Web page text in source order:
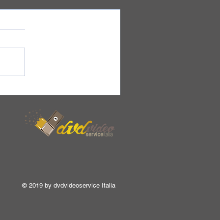
© 2019 by dvdvideoservice Italia